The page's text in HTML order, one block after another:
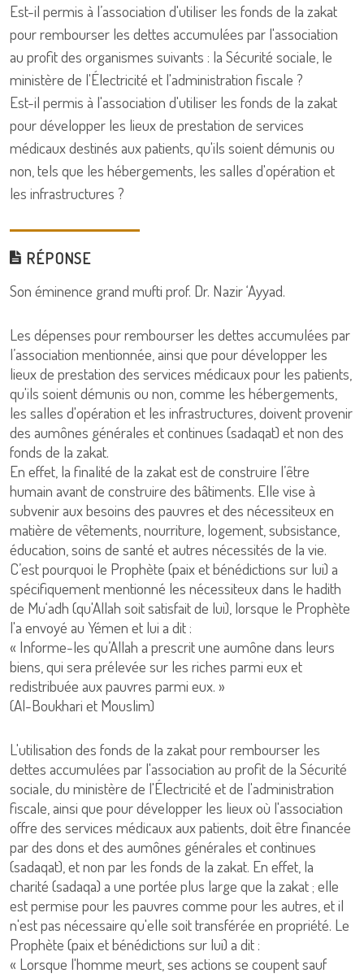
Est-il permis à l’association d'utiliser les fonds de la zakat
pour rembourser les dettes accumulées par l'association
au profit des organismes suivants : la Sécurité sociale, le
ministère de l'Électricité et l'administration fiscale ?
Est-il permis à l'association d'utiliser les fonds de la zakat
pour développer les lieux de prestation de services
médicaux destinés aux patients, qu'ils soient démunis ou
non, tels que les hébergements, les salles d'opération et
les infrastructures ?
RÉPONSE
Son éminence grand mufti prof. Dr. Nazir ‘Ayyad.
Les dépenses pour rembourser les dettes accumulées par
l’association mentionnée, ainsi que pour développer les
lieux de prestation des services médicaux pour les patients,
qu'ils soient démunis ou non, comme les hébergements,
les salles d'opération et les infrastructures, doivent provenir
des aumônes générales et continues (sadaqat) et non des
fonds de la zakat.
En effet, la finalité de la zakat est de construire l’être
humain avant de construire des bâtiments. Elle vise à
subvenir aux besoins des pauvres et des nécessiteux en
matière de vêtements, nourriture, logement, subsistance,
éducation, soins de santé et autres nécessités de la vie.
C’est pourquoi le Prophète (paix et bénédictions sur lui) a
spécifiquement mentionné les nécessiteux dans le hadith
de Mu‘adh (qu'Allah soit satisfait de lui), lorsque le Prophète
l'a envoyé au Yémen et lui a dit :
« Informe-les qu’Allah a prescrit une aumône dans leurs
biens, qui sera prélevée sur les riches parmi eux et
redistribuée aux pauvres parmi eux. »
(Al-Boukhari et Mouslim)
L'utilisation des fonds de la zakat pour rembourser les
dettes accumulées par l'association au profit de la Sécurité
sociale, du ministère de l'Électricité et de l'administration
fiscale, ainsi que pour développer les lieux où l'association
offre des services médicaux aux patients, doit être financée
par des dons et des aumônes générales et continues
(sadaqat), et non par les fonds de la zakat. En effet, la
charité (sadaqa) a une portée plus large que la zakat ; elle
est permise pour les pauvres comme pour les autres, et il
n'est pas nécessaire qu'elle soit transférée en propriété. Le
Prophète (paix et bénédictions sur lui) a dit :
« Lorsque l'homme meurt, ses actions se coupent sauf